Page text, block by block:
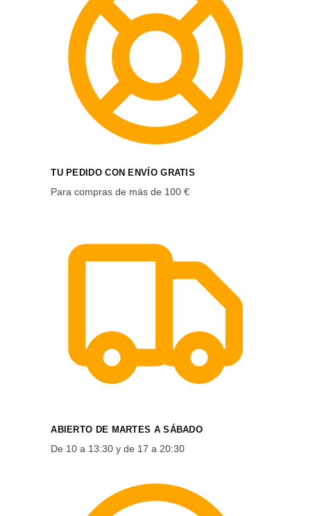
TU PEDIDO CON ENVÍO GRATIS
Para compras de más de 100 €
ABIERTO DE MARTES A SÁBADO
De 10 a 13:30 y de 17 a 20:30